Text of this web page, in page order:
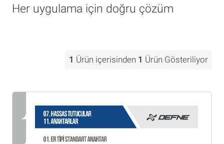
Her uygulama için doğru çözüm
1 Ürün içerisinden 1 Ürün Gösteriliyor